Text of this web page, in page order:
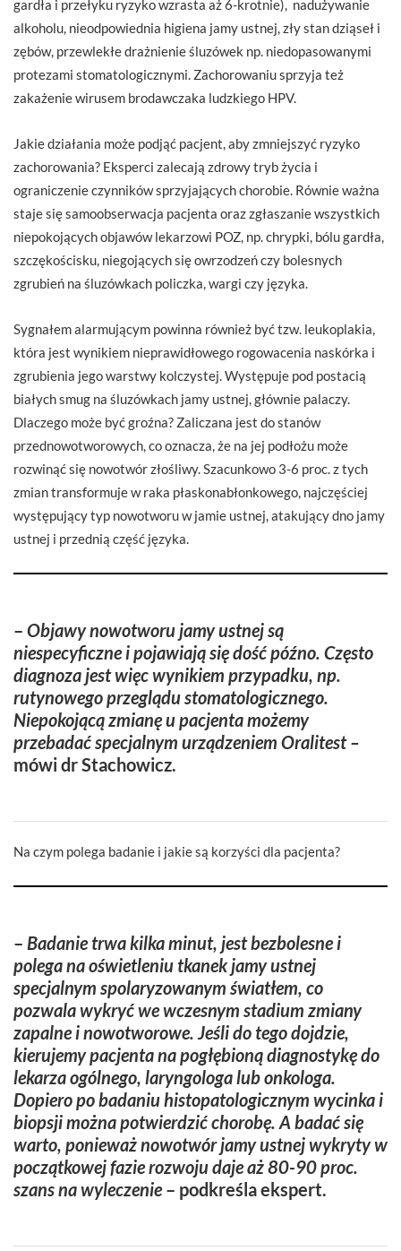
gardła i przełyku ryzyko wzrasta aż 6-krotnie), nadużywanie
alkoholu, nieodpowiednia higiena jamy ustnej, zły stan dziąseł i
zębów, przewlekłe drażnienie śluzówek np. niedopasowanymi
protezami stomatologicznymi. Zachorowaniu sprzyja też
zakażenie wirusem brodawczaka ludzkiego HPV.
Jakie działania może podjąć pacjent, aby zmniejszyć ryzyko
zachorowania? Eksperci zalecają zdrowy tryb życia i
ograniczenie czynników sprzyjających chorobie. Równie ważna
staje się samoobserwacja pacjenta oraz zgłaszanie wszystkich
niepokojących objawów lekarzowi POZ, np. chrypki, bólu gardła,
szczękościsku, niegojących się owrzodzeń czy bolesnych
zgrubień na śluzówkach policzka, wargi czy języka.
Sygnałem alarmującym powinna również być tzw. leukoplakia,
która jest wynikiem nieprawidłowego rogowacenia naskórka i
zgrubienia jego warstwy kolczystej. Występuje pod postacią
białych smug na śluzówkach jamy ustnej, głównie palaczy.
Dlaczego może być groźna? Zaliczana jest do stanów
przednowotworowych, co oznacza, że na jej podłożu może
rozwinąć się nowotwór złośliwy. Szacunkowo 3-6 proc. z tych
zmian transformuje w raka płaskonabłonkowego, najczęściej
występujący typ nowotworu w jamie ustnej, atakujący dno jamy
ustnej i przednią część języka.
– Objawy nowotworu jamy ustnej są
niespecyficzne i pojawiają się dość późno. Często
diagnoza jest więc wynikiem przypadku, np.
rutynowego przeglądu stomatologicznego.
Niepokojącą zmianę u pacjenta możemy
przebadać specjalnym urządzeniem Oralitest –
mówi dr Stachowicz.
Na czym polega badanie i jakie są korzyści dla pacjenta?
– Badanie trwa kilka minut, jest bezbolesne i
polega na oświetleniu tkanek jamy ustnej
specjalnym spolaryzowanym światłem, co
pozwala wykryć we wczesnym stadium zmiany
zapalne i nowotworowe. Jeśli do tego dojdzie,
kierujemy pacjenta na pogłębioną diagnostykę do
lekarza ogólnego, laryngologa lub onkologa.
Dopiero po badaniu histopatologicznym wycinka i
biopsji można potwierdzić chorobę. A badać się
warto, ponieważ nowotwór jamy ustnej wykryty w
początkowej fazie rozwoju daje aż 80-90 proc.
szans na wyleczenie– podkreśla ekspert.